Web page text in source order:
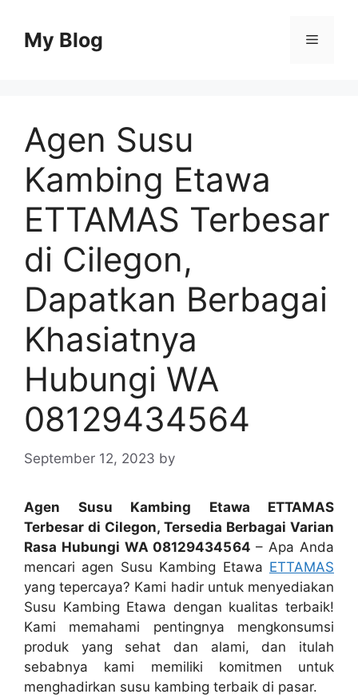
contentMy Blog Menu
Agen Susu
Kambing Etawa
ETTAMAS Terbesar
di Cilegon,
Dapatkan Berbagai
Khasiatnya
Hubungi WA
08129434564
September 12, 2023 by
Agen Susu Kambing Etawa ETTAMAS
Terbesar di Cilegon, Tersedia Berbagai Varian
Rasa Hubungi WA 08129434564 – Apa Anda
mencari agen Susu Kambing Etawa ETTAMAS
yang tepercaya? Kami hadir untuk menyediakan
Susu Kambing Etawa dengan kualitas terbaik!
Kami memahami pentingnya mengkonsumsi
produk yang sehat dan alami, dan itulah
sebabnya kami memiliki komitmen untuk
menghadirkan susu kambing terbaik di pasar.